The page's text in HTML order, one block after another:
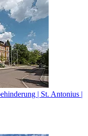
| St. Antonius |